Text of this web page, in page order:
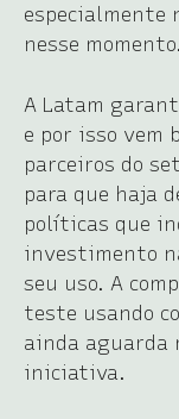
especialmente
nesse momento.
A Latam
e por isso vem
parceiros do
para que haja
políticas que
investimento
seu uso. A
teste usando
ainda aguarda
iniciativa.